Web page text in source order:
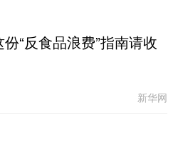
“反食品浪费”指南请收
新华网